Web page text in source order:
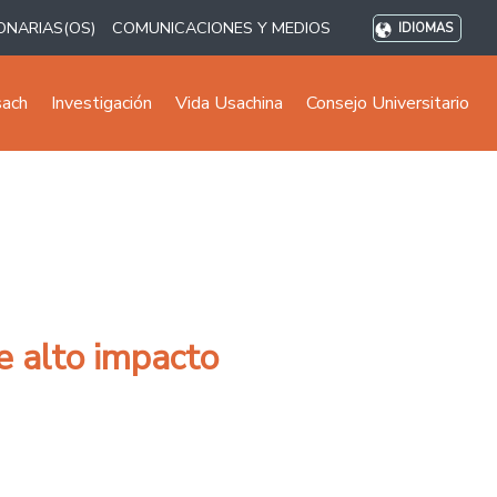
COMUNICACIONES Y MEDIOS IDIOMAS
Investigación Vida Usachina Consejo Universitario
alto impacto